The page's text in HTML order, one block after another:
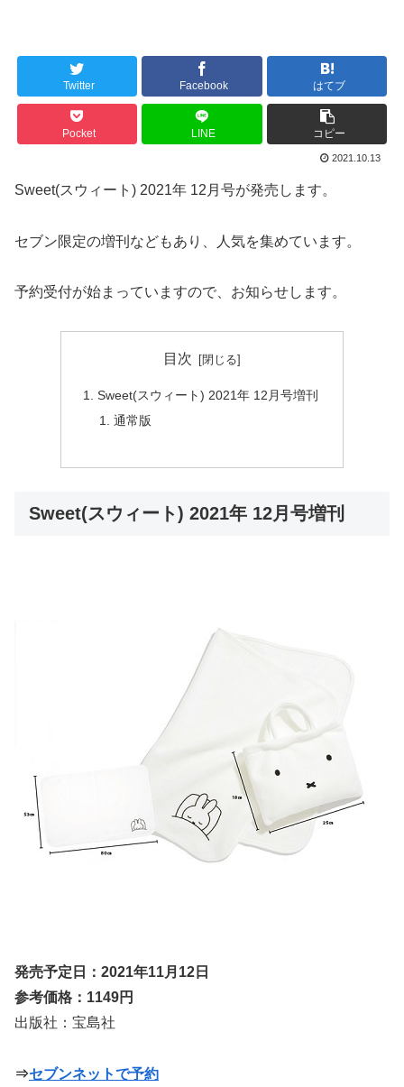
Twitter Facebook はてブ
Pocket LINE コピー
2021.10.13
Sweet(スウィート) 2021年 12月号が発売します。
セブン限定の増刊などもあり、人気を集めています。
予約受付が始まっていますので、お知らせします。
目次
Sweet(スウィート) 2021年 12月号増刊
通常版
Sweet(スウィート) 2021年 12月号増刊
発売予定日：2021年11月12日
参考価格：1149円
出版社：宝島社
⇒セブンネットで予約